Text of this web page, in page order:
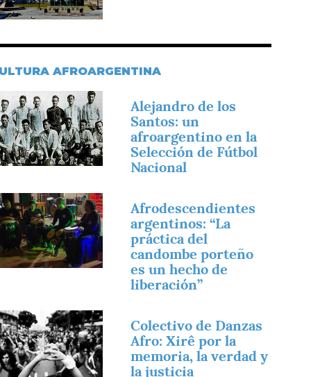
AFROARGENTINA
Alejandro de los
Santos: un
afroargentino en la
Selección de Fútbol
Nacional
Afrodescendientes
argentinos: “La
práctica del
candombe porteño
es un hecho de
liberación”
Colectivo de Danzas
Afro: Xirê por la
memoria, la verdad y
la justicia